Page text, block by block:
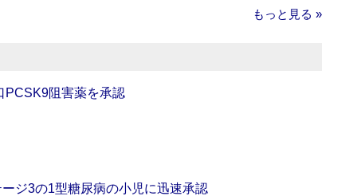
もっと見る »
PCSK9阻害薬を承認
ジ3の1型糖尿病の小児に迅速承認